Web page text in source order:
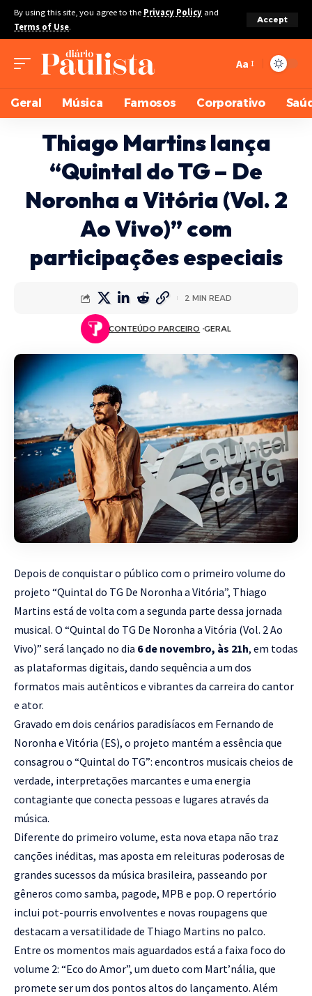
By using this site, you agree to the Privacy Policy and
Terms of Use.
Accept
Aa
Geral Música Famosos Corporativo
Thiago Martins lança
“Quintal do TG – De
Noronha a Vitória (Vol. 2
Ao Vivo)” com
participações especiais
CONTEÚDO PARCEIRO GERAL
2 MIN READ
Depois de conquistar o público com o primeiro volume do
projeto “Quintal do TG De Noronha a Vitória”, Thiago
Martins está de volta com a segunda parte dessa jornada
musical. O “Quintal do TG De Noronha a Vitória (Vol. 2 Ao
Vivo)” será lançado no dia 6 de novembro, às 21h, em todas
as plataformas digitais, dando sequência a um dos
formatos mais autênticos e vibrantes da carreira do cantor
e ator.
Gravado em dois cenários paradisíacos em Fernando de
Noronha e Vitória (ES), o projeto mantém a essência que
consagrou o “Quintal do TG”: encontros musicais cheios de
verdade, interpretações marcantes e uma energia
contagiante que conecta pessoas e lugares através da
música.
Diferente do primeiro volume, esta nova etapa não traz
canções inéditas, mas aposta em releituras poderosas de
grandes sucessos da música brasileira, passeando por
gêneros como samba, pagode, MPB e pop. O repertório
inclui pot-pourris envolventes e novas roupagens que
destacam a versatilidade de Thiago Martins no palco.
Entre os momentos mais aguardados está a faixa foco do
volume 2: “Eco do Amor”, um dueto com Mart’nália, que
promete ser um dos pontos altos do lançamento. Além